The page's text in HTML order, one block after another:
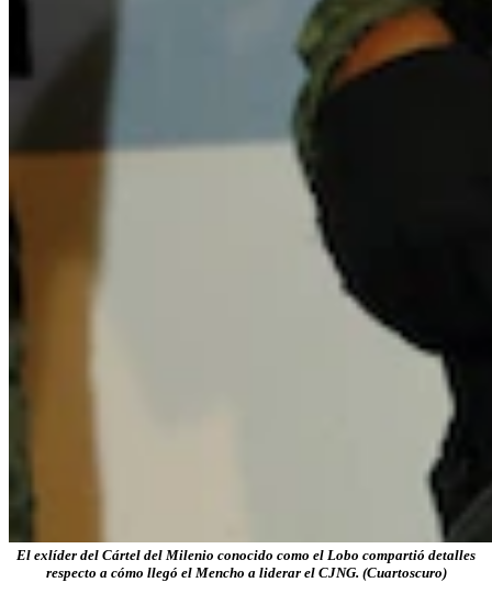
El exlíder del Cártel del Milenio conocido como el Lobo compartió detalles
respecto a cómo llegó el Mencho a liderar el CJNG. (Cuartoscuro)